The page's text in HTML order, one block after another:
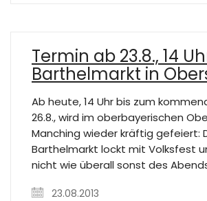
Termin ab 23.8., 14
Barthelmarkt in
Ab heute, 14 Uhr bis zum
26.8., wird im oberbayerischen
Manching wieder kräftig gefeiert:
Barthelmarkt lockt mit Volksfest
nicht wie überall sonst des
23.08.2013